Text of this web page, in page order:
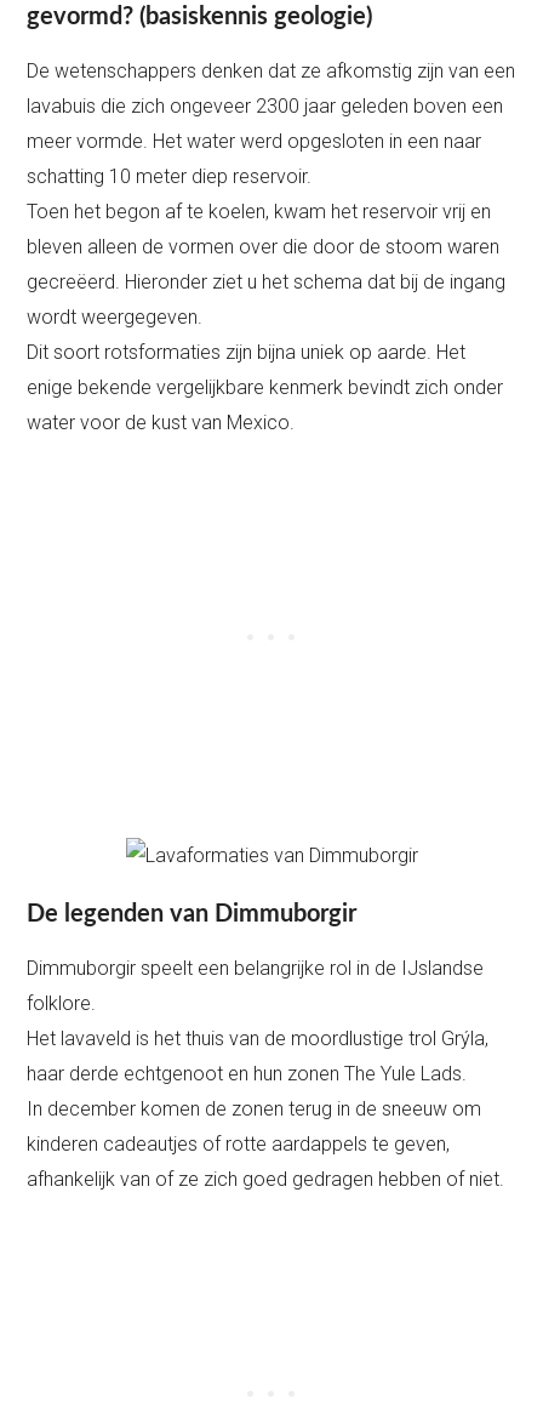
gevormd? (basiskennis geologie)
De wetenschappers denken dat ze afkomstig zijn van een
lavabuis die zich ongeveer 2300 jaar geleden boven een
meer vormde. Het water werd opgesloten in een naar
schatting 10 meter diep reservoir.
Toen het begon af te koelen, kwam het reservoir vrij en
bleven alleen de vormen over die door de stoom waren
gecreëerd. Hieronder ziet u het schema dat bij de ingang
wordt weergegeven.
Dit soort rotsformaties zijn bijna uniek op aarde. Het
enige bekende vergelijkbare kenmerk bevindt zich onder
water voor de kust van Mexico.
De legenden van Dimmuborgir
Dimmuborgir speelt een belangrijke rol in de IJslandse
folklore.
Het lavaveld is het thuis van de moordlustige trol Grýla,
haar derde echtgenoot en hun zonen The Yule Lads.
In december komen de zonen terug in de sneeuw om
kinderen cadeautjes of rotte aardappels te geven,
afhankelijk van of ze zich goed gedragen hebben of niet.